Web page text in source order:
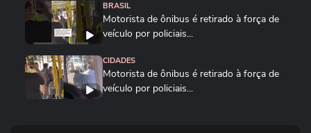
BRASIL
Motorista de ônibus é retirado à força de
veículo por policiais...
CIDADES
Motorista de ônibus é retirado à força de
veículo por policiais...